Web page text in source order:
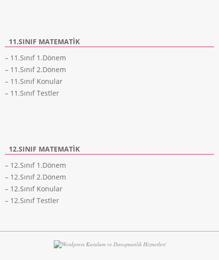
11.SINIF MATEMATIK
– 11.Sınıf 1.Dönem
– 11.Sınıf 2.Dönem
– 11.Sınıf Konular
– 11.Sınıf Testler
12.SINIF MATEMATIK
– 12.Sınıf 1.Dönem
– 12.Sınıf 2.Dönem
– 12.Sınıf Konular
– 12.Sınıf Testler